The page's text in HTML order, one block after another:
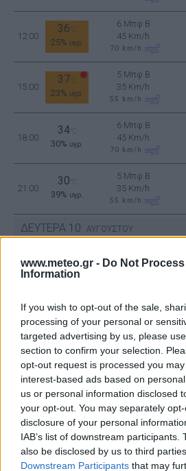
www.meteo.gr - Do Not
Information
If you wish to opt-out of the sale,
processing of your personal or
targeted advertising by us, please
section to confirm your selection.
opt-out request is processed you
interest-based ads based on
us or personal information disclosed
your opt-out. You may separately
disclosure of your personal
IAB’s list of downstream participants.
also be disclosed by us to third
Downstream Participants that may
12:00
36
25% υγρ.
6 Μπφ B
45 Km/h
70 km/h
15:00
37
23% υγρ.
5 Μπφ B
35 Km/h
55 km/h
18:00
34°C
30% υγρ.
6 Μπφ B
45 Km/h
70 km/h
21:00
30
39% υγρ.
5 Μπφ B
35 Km/h
55 km/h
ΔΕΥΤΕΡΑ 10 ΑΥΓΟΥΣΤΟΥ
00:00
30
36%υγρ.
4 Μπφ B
03:00
30°C
35% υγρ.
5 Μπφ B
55km/h
06:00
29°C
39%υγρ.
4 Μπφ B
24 Km/h
34°C
29%υγρ.
3 Μπφ BA
16 Km/h